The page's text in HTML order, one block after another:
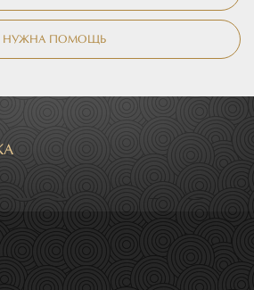
НУЖНА ПОМОЩЬ